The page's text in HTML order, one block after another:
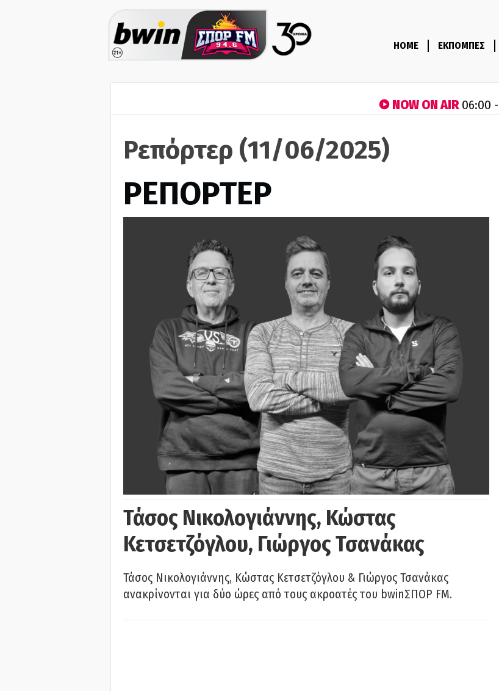
HOME ΕΚΠΟΜΠΕΣ
NOW ON AIR06:00
Ρεπόρτερ (11/06/2025)
ΡΕΠΟΡΤΕΡ
Τάσος Νικολογιάννης, Κώστας
Κετσετζόγλου, Γιώργος Τσανάκας
Τάσος Νικολογιάννης, Κώστας Κετσετζόγλου & Γιώργος Τσανάκας
ανακρίνονται για δύο ώρες από τους ακροατές του bwinΣΠΟΡ FM.